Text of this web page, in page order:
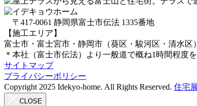
〒417-0061 静岡県富士市伝法 1335番地
【施工エリア】
富士市・富士宮市・静岡市（葵区・駿河区・清水
＊本社（富士市伝法）より一般道で概ね1時間程度
サイトマップ
プライバシーポリシー
Copyright 2025 Idekyo-home. All Rights Reserved. 住宅
CLOSE